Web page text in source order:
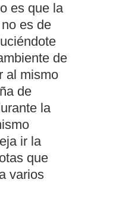
es que la
es de
de
al mismo
de
la
ir la
que
varios